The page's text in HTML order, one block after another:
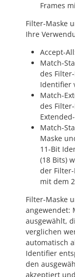
Frames
Filter-Maske
Ihre
Accept-
Match-
des
Identifier
Match-
des
Match-
Maske
11-Bit
(18 Bits)
der
mit dem
Filter-Maske
angewendet:
ausgewählt,
verglichen
automatisch
Identifier
den
akzeptiert